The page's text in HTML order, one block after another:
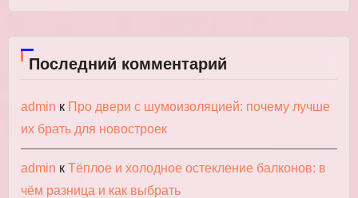
Последний комментарий
admin к Про двери с шумоизоляцией: почему лучше
их брать для новостроек
admin к Тёплое и холодное остекление балконов: в
чём разница и как выбрать